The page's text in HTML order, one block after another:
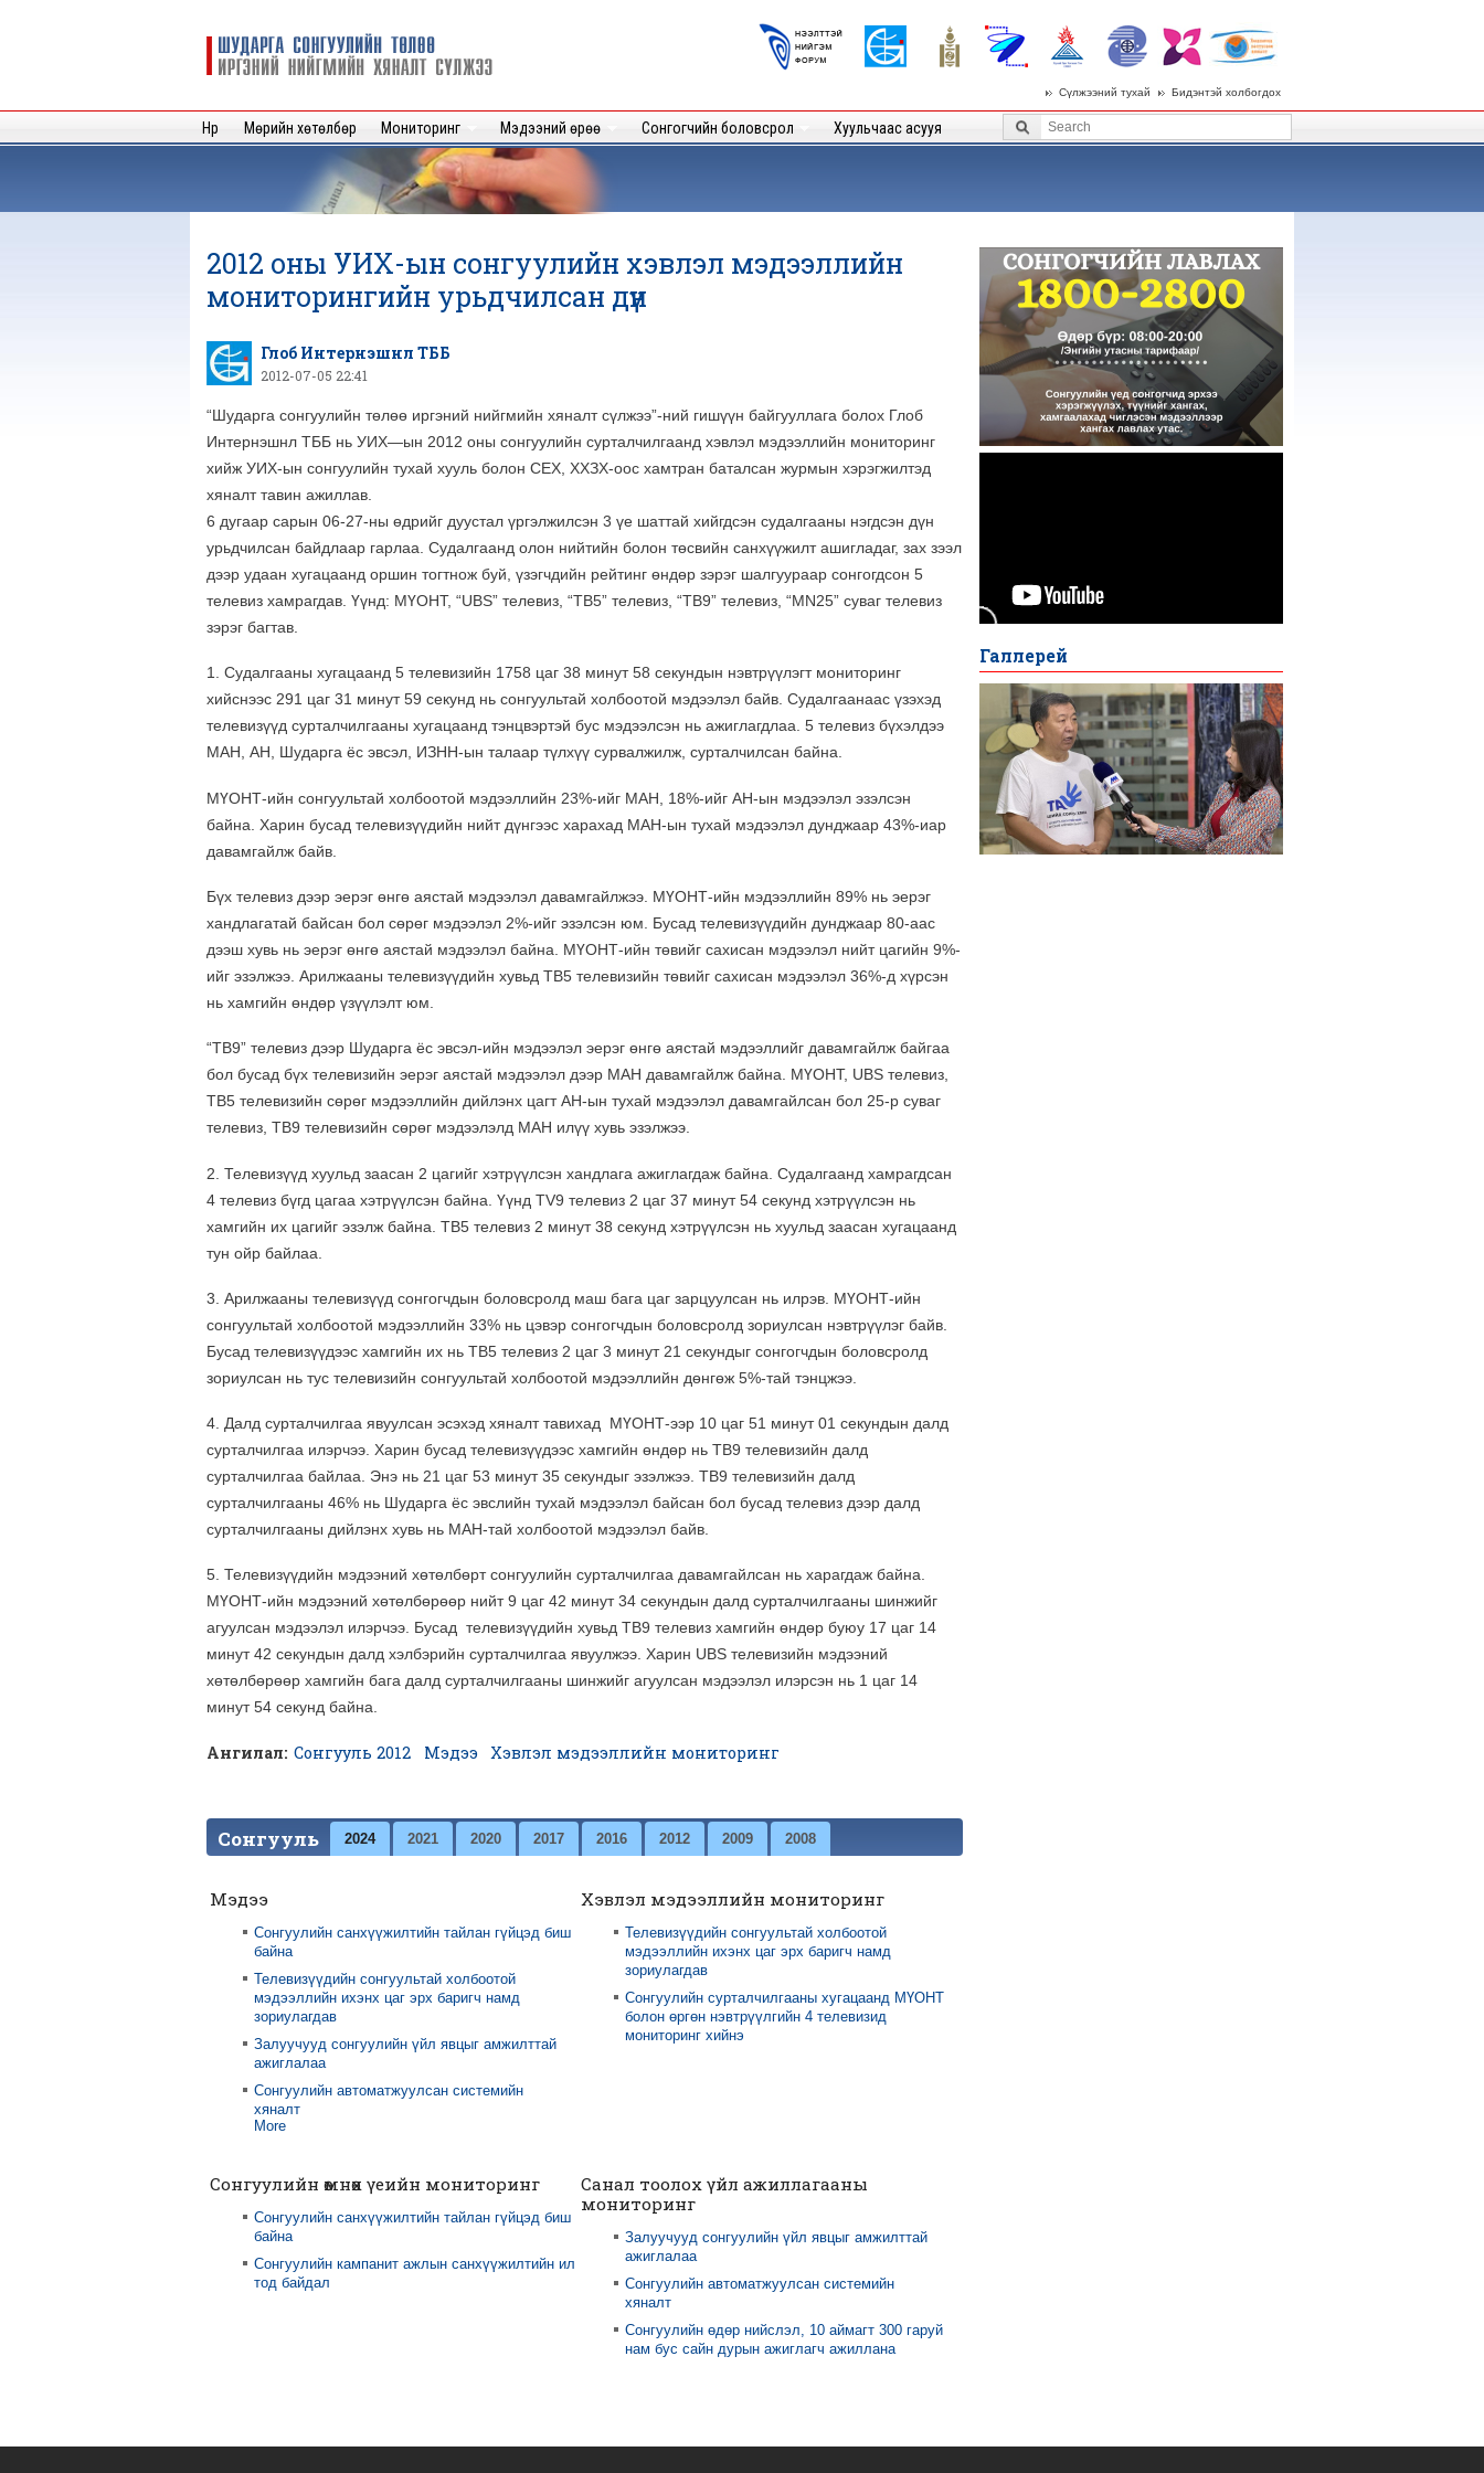
Шударга
сонгуулийн
нийгмийн
хяналт
Logos
Бидэнтэй холбогдох
Сүлжээний тухай
Нүүр Мөрийн хөтөлбөр Мониторинг Мэдээний өрөө Сонгогчийн боловсрол Хуульчаас асууя
Search form
2012 оны УИХ-ын сонгуулийн хэвлэл мэдээллийн
мониторингийн урьдчилсан дүн
Глоб Интернэшнл ТББ
2012-07-05 22:41
“Шударга сонгуулийн төлөө иргэний нийгмийн хяналт сүлжээ”-ний гишүүн байгууллага болох Глоб
Интернэшнл ТББ нь УИХ—ын 2012 оны сонгуулийн сурталчилгаанд хэвлэл мэдээллийн мониторинг
хийж УИХ-ын сонгуулийн тухай хууль болон СЕХ, ХХЗХ-оос хамтран баталсан журмын хэрэгжилтэд
хяналт тавин ажиллав.
6 дугаар сарын 06-27-ны өдрийг дуустал үргэлжилсэн 3 үе шаттай хийгдсэн судалгааны нэгдсэн дүн
урьдчилсан байдлаар гарлаа. Судалгаанд олон нийтийн болон төсвийн санхүүжилт ашигладаг, зах зээл
дээр удаан хугацаанд оршин тогтнож буй, үзэгчдийн рейтинг өндөр зэрэг шалгуураар сонгогдсон 5
телевиз хамрагдав. Үүнд: МҮОНТ, “UBS” телевиз, “ТВ5” телевиз, “ТВ9” телевиз, “MN25” суваг телевиз
зэрэг багтав.
1. Судалгааны хугацаанд 5 телевизийн 1758 цаг 38 минут 58 секундын нэвтрүүлэгт мониторинг
хийснээс 291 цаг 31 минут 59 секунд нь сонгуультай холбоотой мэдээлэл байв. Судалгаанаас үзэхэд
телевизүүд сурталчилгааны хугацаанд тэнцвэртэй бус мэдээлсэн нь ажиглагдлаа. 5 телевиз бүхэлдээ
МАН, АН, Шударга ёс эвсэл, ИЗНН-ын талаар түлхүү сурвалжилж, сурталчилсан байна.
МҮОНТ-ийн сонгуультай холбоотой мэдээллийн 23%-ийг МАН, 18%-ийг АН-ын мэдээлэл эзэлсэн
байна. Харин бусад телевизүүдийн нийт дүнгээс харахад МАН-ын тухай мэдээлэл дунджаар 43%-иар
давамгайлж байв.
Бүх телевиз дээр эерэг өнгө аястай мэдээлэл давамгайлжээ. МҮОНТ-ийн мэдээллийн 89% нь эерэг
хандлагатай байсан бол сөрөг мэдээлэл 2%-ийг эзэлсэн юм. Бусад телевизүүдийн дунджаар 80-аас
дээш хувь нь эерэг өнгө аястай мэдээлэл байна. МҮОНТ-ийн төвийг сахисан мэдээлэл нийт цагийн 9%-
ийг эзэлжээ. Арилжааны телевизүүдийн хувьд ТВ5 телевизийн төвийг сахисан мэдээлэл 36%-д хүрсэн
нь хамгийн өндөр үзүүлэлт юм.
“ТВ9” телевиз дээр Шударга ёс эвсэл-ийн мэдээлэл эерэг өнгө аястай мэдээллийг давамгайлж байгаа
бол бусад бүх телевизийн эерэг аястай мэдээлэл дээр МАН давамгайлж байна. МҮОНТ, UBS телевиз,
ТВ5 телевизийн сөрөг мэдээллийн дийлэнх цагт АН-ын тухай мэдээлэл давамгайлсан бол 25-р суваг
телевиз, ТВ9 телевизийн сөрөг мэдээлэлд МАН илүү хувь эзэлжээ.
2. Телевизүүд хуульд заасан 2 цагийг хэтрүүлсэн хандлага ажиглагдаж байна. Судалгаанд хамрагдсан
4 телевиз бүгд цагаа хэтрүүлсэн байна. Үүнд TV9 телевиз 2 цаг 37 минут 54 секунд хэтрүүлсэн нь
хамгийн их цагийг эзэлж байна. ТВ5 телевиз 2 минут 38 секунд хэтрүүлсэн нь хуульд заасан хугацаанд
тун ойр байлаа.
3. Арилжааны телевизүүд сонгогчдын боловсролд маш бага цаг зарцуулсан нь илрэв. МҮОНТ-ийн
сонгуультай холбоотой мэдээллийн 33% нь цэвэр сонгогчдын боловсролд зориулсан нэвтрүүлэг байв.
Бусад телевизүүдээс хамгийн их нь ТВ5 телевиз 2 цаг 3 минут 21 секундыг сонгогчдын боловсролд
зориулсан нь тус телевизийн сонгуультай холбоотой мэдээллийн дөнгөж 5%-тай тэнцжээ.
4. Далд сурталчилгаа явуулсан эсэхэд хяналт тавихад МҮОНТ-ээр 10 цаг 51 минут 01 секундын далд
сурталчилгаа илэрчээ. Харин бусад телевизүүдээс хамгийн өндөр нь ТВ9 телевизийн далд
сурталчилгаа байлаа. Энэ нь 21 цаг 53 минут 35 секундыг эзэлжээ. ТВ9 телевизийн далд
сурталчилгааны 46% нь Шударга ёс эвслийн тухай мэдээлэл байсан бол бусад телевиз дээр далд
сурталчилгааны дийлэнх хувь нь МАН-тай холбоотой мэдээлэл байв.
5. Телевизүүдийн мэдээний хөтөлбөрт сонгуулийн сурталчилгаа давамгайлсан нь харагдаж байна.
МҮОНТ-ийн мэдээний хөтөлбөрөөр нийт 9 цаг 42 минут 34 секундын далд сурталчилгааны шинжийг
агуулсан мэдээлэл илэрчээ. Бусад телевизүүдийн хувьд ТВ9 телевиз хамгийн өндөр буюу 17 цаг 14
минут 42 секундын далд хэлбэрийн сурталчилгаа явуулжээ. Харин UBS телевизийн мэдээний
хөтөлбөрөөр хамгийн бага далд сурталчилгааны шинжийг агуулсан мэдээлэл илэрсэн нь 1 цаг 14
минут 54 секунд байна.
Ангилал: Сонгууль 2012 Мэдээ Хэвлэл мэдээллийн мониторинг
Сонгууль 2024 2021 2020 2017 2016 2012 2009 2008
Мэдээ
Сонгуулийн санхүүжилтийн тайлан гүйцэд биш
байна
Телевизүүдийн сонгуультай холбоотой
мэдээллийн ихэнх цаг эрх баригч намд
зориулагдав
Залуучууд сонгуулийн үйл явцыг амжилттай
ажиглалаа
Сонгуулийн автоматжуулсан системийн
хяналт
More
Хэвлэл мэдээллийн мониторинг
Телевизүүдийн сонгуультай холбоотой
мэдээллийн ихэнх цаг эрх баригч намд
зориулагдав
Сонгуулийн сурталчилгааны хугацаанд МҮОНТ
болон өргөн нэвтрүүлгийн 4 телевизид
мониторинг хийнэ
Сонгуулийн өмнөх үеийн мониторинг
Сонгуулийн санхүүжилтийн тайлан гүйцэд биш
байна
Сонгуулийн кампанит ажлын санхүүжилтийн ил
тод байдал
Санал тоолох үйл ажиллагааны
мониторинг
Залуучууд сонгуулийн үйл явцыг амжилттай
ажиглалаа
Сонгуулийн автоматжуулсан системийн
хяналт
Сонгуулийн өдөр нийслэл, 10 аймагт 300 гаруй
нам бус сайн дурын ажиглагч ажиллана
.
Галлерей